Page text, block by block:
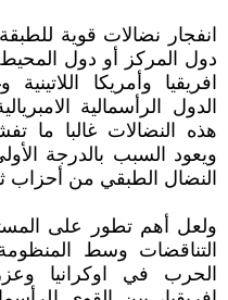
انفجار نضالات قوية
دول المركز أو دول
افريقيا وأمريكا
الدول الرأسمالية
هذه النضالات غالبا ما
ويعود السبب بالدرجة
النضال الطبقي من أحزاب
ولعل أهم تطور على
التناقضات وسط
الحرب في اوكرانيا